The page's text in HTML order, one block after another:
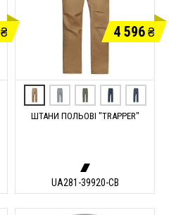
₴ 4 596₴
ШТАНИ ПОЛЬОВІ "TRAPPER"
UA281-39920-CB